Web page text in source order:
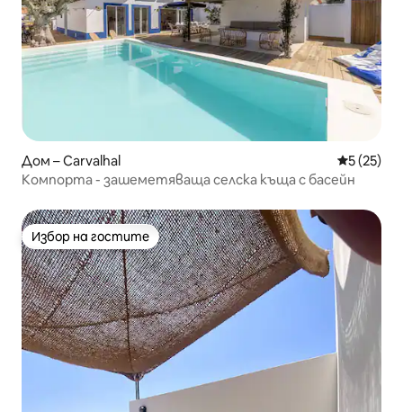
Дом – Carvalhal Средна
5 (25)
Компорта - зашеметяваща селска къща с басейн
Избор на гостите
Избор на гостите